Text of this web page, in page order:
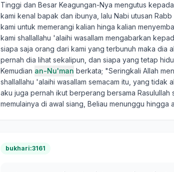
Tinggi dan Besar Keagungan-Nya mengutus
kami kenal bapak dan ibunya, lalu Nabi utusan
kami untuk memerangi kalian hinga kalian
kami shallallahu 'alaihi wasallam mengabarkan
siapa saja orang dari kami yang terbunuh maka dia
pernah dia lihat sekalipun, dan siapa yang tetap
Kemudian an-Nu'man berkata; "Seringkali Allah
shallallahu 'alaihi wasallam semacam itu, yang tidak
aku juga pernah ikut berperang bersama Rasulullah
memulainya di awal siang, Beliau menunggu
bukhari:3161